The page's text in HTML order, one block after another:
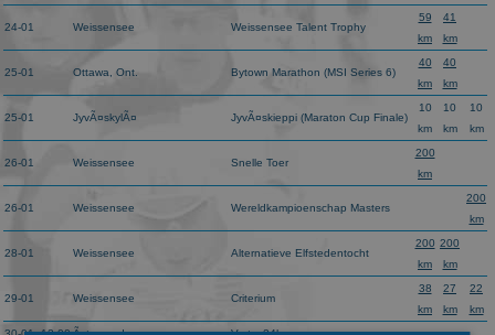
24-01 Weissensee Weissensee Talent Trophy
59
km
41
km
25-01 Ottawa, Ont. Bytown Marathon (MSI Series 6)
40
km
40
km
25-01 JyvÃ¤skylÃ¤ JyvÃ¤skieppi (Maraton Cup Finale)
10
km
10
km
10
km
26-01 Weissensee Snelle Toer
200
km
26-01 Weissensee Wereldkampioenschap Masters
200
km
28-01 Weissensee Alternatieve Elfstedentocht
200
km
200
km
29-01 Weissensee Criterium
38
km
27
km
22
km